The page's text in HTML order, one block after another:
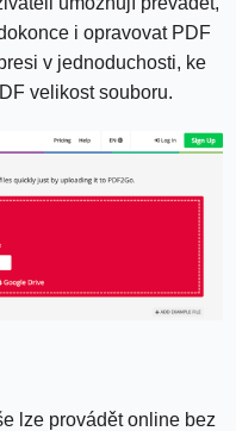
i opravovat PDF
v jednoduchosti, ke
velikost souboru.
lze provádět online bez